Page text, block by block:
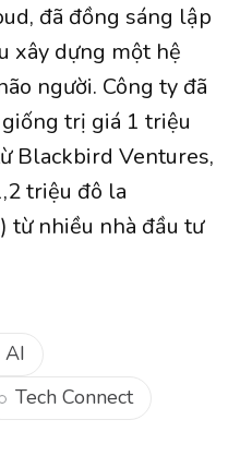
đã đồng sáng lập
xây dựng một hệ
người. Công ty đã
trị giá 1 triệu
Blackbird Ventures,
triệu đô la
từ nhiều nhà đầu tư
AI
Tech Connect